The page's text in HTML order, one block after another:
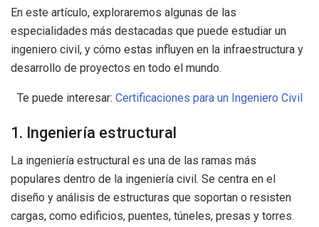
En este artículo, exploraremos algunas de las
especialidades más destacadas que puede estudiar un
ingeniero civil, y cómo estas influyen en la infraestructura y
desarrollo de proyectos en todo el mundo.
Te puede interesar: Certificaciones para un Ingeniero Civil
1. Ingeniería estructural
La ingeniería estructural es una de las ramas más
populares dentro de la ingeniería civil. Se centra en el
diseño y análisis de estructuras que soportan o resisten
cargas, como edificios, puentes, túneles, presas y torres.